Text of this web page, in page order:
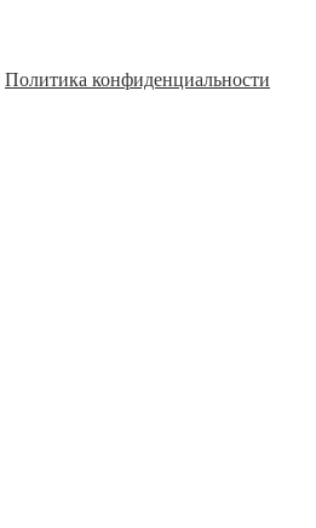
Политика конфиденциальности